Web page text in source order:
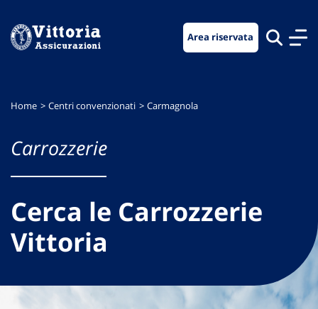
menu
contenuto
footer
Area riservata
Home Centri convenzionati Carmagnola
Carrozzerie
Cerca le Carrozzerie
Vittoria